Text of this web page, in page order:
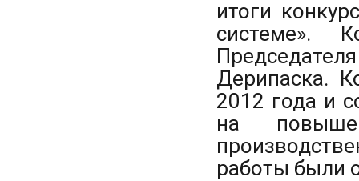
итоги
системе».
Дерипаска.
2012 года и
на
работы были